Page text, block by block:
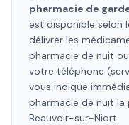
pharmacie de
est disponible selon
délivrer les
pharmacie de nuit
votre téléphone
vous indique
pharmacie de nuit la
Beauvoir-sur-Niort.